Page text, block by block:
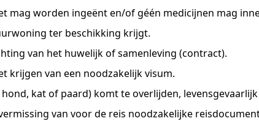
mag worden ingeënt en/of géén medicijnen mag
ter beschikking krijgt.
van het huwelijk of samenleving (contract).
krijgen van een noodzakelijk visum.
kat of paard) komt te overlijden,
van voor de reis noodzakelijke